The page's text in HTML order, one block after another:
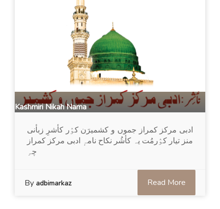
Kashmiri Nikah Nama
ادبی مرکز کمراز جموں و کشمیرَن کوٛر کأشرِ زبأنی
منز تیار کوٛرمُت یہ کأشُر نکاح نامہٕ ادبی مرکز کمراز
چہِ
By adbimarkaz Read More